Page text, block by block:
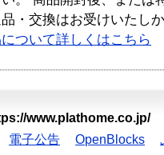
・交換はお受けいたし
ついて詳しくはこちら
www.plathome.co.jp/
電子公告 OpenBlocks